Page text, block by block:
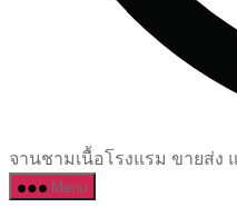
จานชามเนื้อโรงแรม ขายส่
Menu